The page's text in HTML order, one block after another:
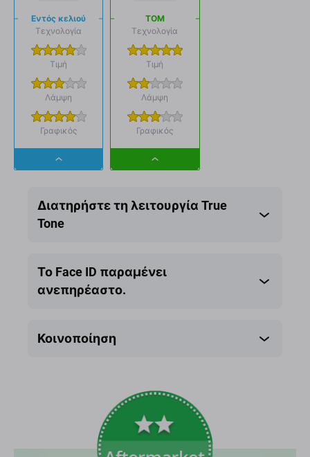
Εντός κελιού
Τεχνολογία
Τιμή
Λάμψη
Γραφικός
Dropdown
ΤΟΜ
Τεχνολογία
Τιμή
Λάμψη
Γραφικός
Dropdown
Διατηρήστε τη λειτουργία True
Tone
Το Face ID παραμένει
ανεπηρέαστο.
Κοινοποίηση